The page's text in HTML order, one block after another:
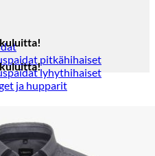
pitkähihaiset
lyhythihaiset
ja hupparit